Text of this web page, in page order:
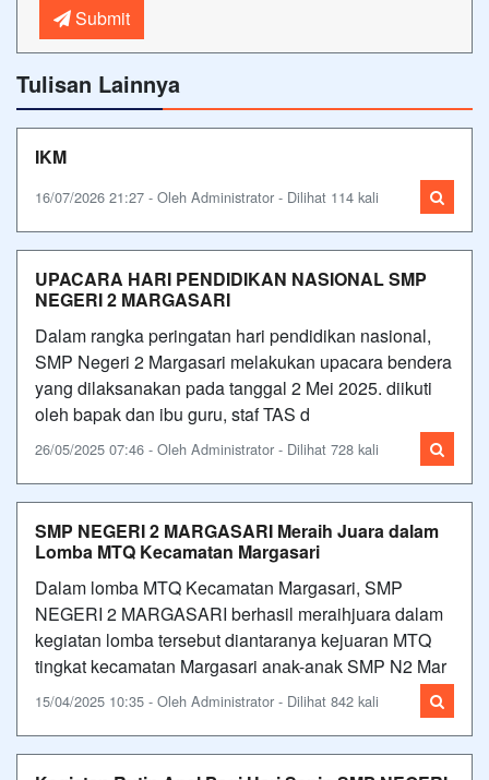
Submit
Tulisan Lainnya
IKM
16/07/2026 21:27 - Oleh Administrator - Dilihat 114 kali
UPACARA HARI PENDIDIKAN NASIONAL SMP
NEGERI 2 MARGASARI
Dalam rangka peringatan hari pendidikan nasional,
SMP Negeri 2 Margasari melakukan upacara bendera
yang dilaksanakan pada tanggal 2 Mei 2025. diikuti
oleh bapak dan ibu guru, staf TAS d
26/05/2025 07:46 - Oleh Administrator - Dilihat 728 kali
SMP NEGERI 2 MARGASARI Meraih Juara dalam
Lomba MTQ Kecamatan Margasari
Dalam lomba MTQ Kecamatan Margasari, SMP
NEGERI 2 MARGASARI berhasil meraihjuara dalam
kegiatan lomba tersebut diantaranya kejuaran MTQ
tingkat kecamatan Margasari anak-anak SMP N2 Mar
15/04/2025 10:35 - Oleh Administrator - Dilihat 842 kali